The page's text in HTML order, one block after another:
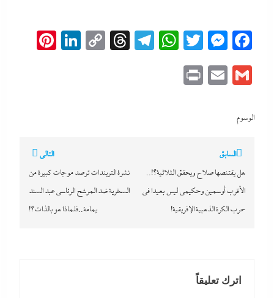
Facebook
Messenger
Twitter
WhatsApp
Telegram
Threads
Copy
Gmail
Email
الوسوم
تصفّح
المقالات
السابق
هل يقتنصها صلاح ويحقق الثلاثية؟!..
الأقرب أوسمين وحكيمى ليس بعيدا في
حرب الكرة الذهبية الإفريقية!
التالي
نشرة التريندات ترصد موجات كبيرة من
السخرية ضد المرشح الرئاسي عبد السند
يمامة..فلماذا هو بالذات؟!
اترك تعليقاً